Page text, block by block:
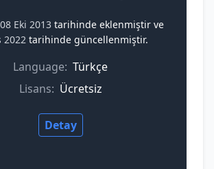
08 Eki 2013 tarihinde eklenmiştir ve
2022 tarihinde güncellenmiştir.
Language: Türkçe
Lisans: Ücretsiz
Detay